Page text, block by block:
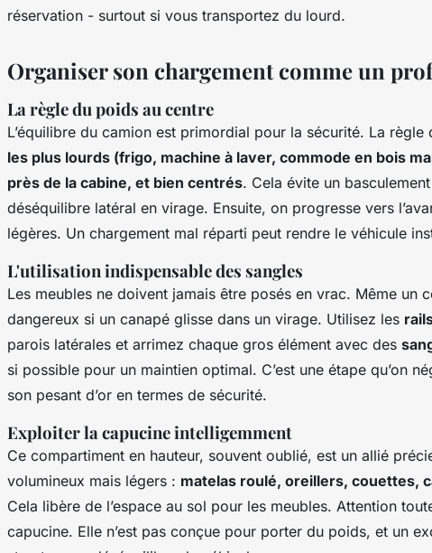
réservation - surtout si vous transportez du lourd.
Organiser son chargement comme un
La règle du poids au centre
L’équilibre du camion est primordial pour la sécurité. La règle
les plus lourds (frigo, machine à laver, commode en bois
près de la cabine, et bien centrés. Cela évite un
déséquilibre latéral en virage. Ensuite, on progresse vers
légères. Un chargement mal réparti peut rendre le véhicule
L'utilisation indispensable des sangles
Les meubles ne doivent jamais être posés en vrac. Même un
dangereux si un canapé glisse dans un virage. Utilisez les
parois latérales et arrimez chaque gros élément avec des
si possible pour un maintien optimal. C’est une étape qu’on
son pesant d’or en termes de sécurité.
Exploiter la capucine intelligemment
Ce compartiment en hauteur, souvent oublié, est un allié
volumineux mais légers : matelas roulé, oreillers, couettes,
Cela libère de l’espace au sol pour les meubles. Attention
capucine. Elle n’est pas conçue pour porter du poids, et un